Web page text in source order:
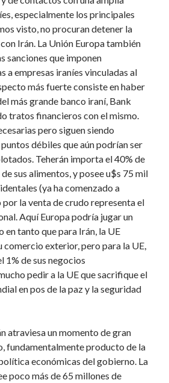
especialmente los principales
visto, no procuran detener la
Irán. La Unión Europa también
sanciones que imponen
a empresas iraníes vinculadas al
más fuerte consiste en haber
más grande banco iraní, Bank
tratos financieros con el mismo.
pero siguen siendo
débiles que aún podrían ser
Teherán importa el 40% de
sus alimentos, y posee u$s 75 mil
(ya ha comenzado a
la venta de crudo representa el
Aquí Europa podría jugar un
en tanto que para Irán, la UE
comercio exterior, pero para la UE,
1% de sus negocios
pedir a la UE que sacrifique el
en pos de la paz y la seguridad
atraviesa un momento de gran
fundamentalmente producto de la
económicas del gobierno. La
poco más de 65 millones de